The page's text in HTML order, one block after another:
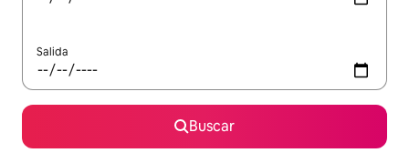
Salida
Buscar